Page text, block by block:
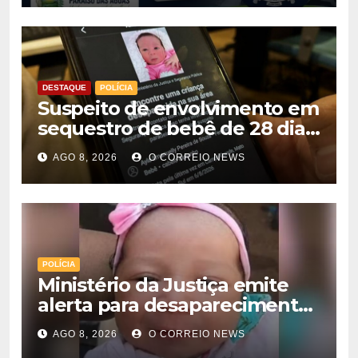
DESTAQUE POLÍCIA
Suspeito de envolvimento em
sequestro de bebê de 28 dias
é preso na Capital
AGO 8, 2026 O CORREIO NEWS
POLÍCIA
Ministério da Justiça emite
alerta para desaparecimento
de bebê de 28 dias em MS;
polícia apura suposto
AGO 8, 2026 O CORREIO NEWS